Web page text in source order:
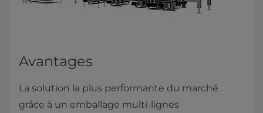
Avantages
La solution la plus performante du marché
grâce à un emballage multi-lignes